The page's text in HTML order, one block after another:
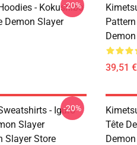
- Kokushibo
Demon Slayer
-20%
39,51
- Iguro
Slayer
Slayer Store
-20%
Tête